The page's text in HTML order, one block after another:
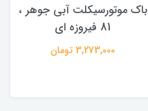
باک موتورسیکلت آبی جوهر ،
81 فیروزه ای
3,273,000 تومان